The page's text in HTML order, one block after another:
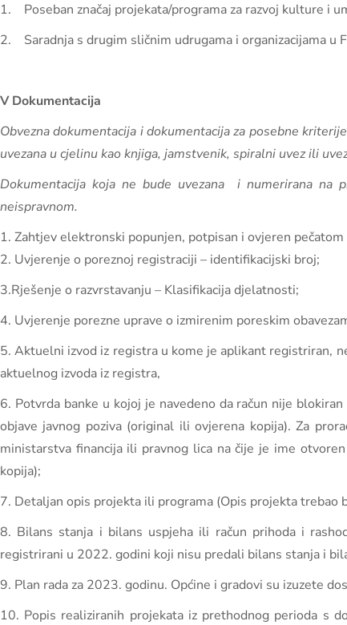
1. Poseban značaj projekata/programa za razvoj kulture i
2. Saradnja s drugim sličnim udrugama i organizacijama u
V Dokumentacija
Obvezna dokumentacija i dokumentacija za posebne
uvezana u cjelinu kao knjiga, jamstvenik, spiralni uvez ili
Dokumentacija koja ne bude uvezana i numerirana na
neispravnom.
1. Zahtjev elektronski popunjen, potpisan i ovjeren
2. Uvjerenje o poreznoj registraciji – identifikacijski broj;
3.Rješenje o razvrstavanju – Klasifikacija djelatnosti;
4. Uvjerenje porezne uprave o izmirenim poreskim
5. Aktuelni izvod iz registra u kome je aplikant registriran,
aktuelnog izvoda iz registra,
6. Potvrda banke u kojoj je navedeno da račun nije
objave javnog poziva (original ili ovjerena kopija). Za
ministarstva financija ili pravnog lica na čije je ime
kopija);
7. Detaljan opis projekta ili programa (Opis projekta trebao
8. Bilans stanja i bilans uspjeha ili račun prihoda i
registrirani u 2022. godini koji nisu predali bilans stanja i
9. Plan rada za 2023. godinu. Općine i gradovi su izuzete
10. Popis realiziranih projekata iz prethodnog perioda s